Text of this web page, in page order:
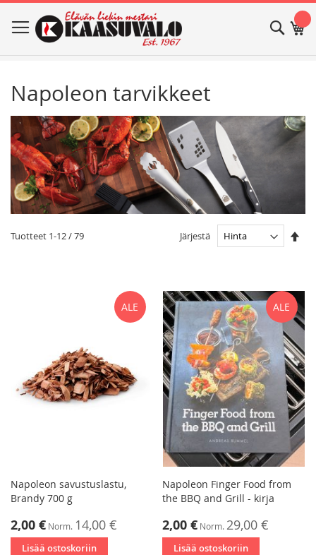
to
Content
Haku
Napoleon tarvikkeet
Tuotteet 1-12/79 Järjestä
ALE
Napoleon savustuslastu,
Brandy 700 g
Tarjoushinta
2,00 € Norm. 14,00 €
Lisää ostoskoriin
ALE
Napoleon Finger Food from
the BBQ and Grill - kirja
Tarjoushinta
2,00 € Norm. 29,00 €
Lisää ostoskoriin